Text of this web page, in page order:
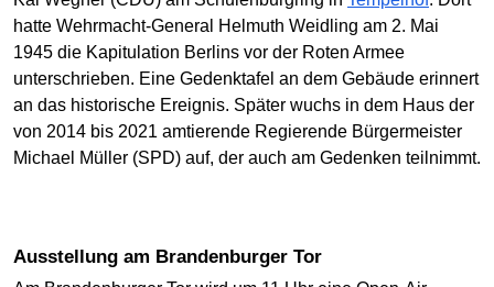
hatte Wehrmacht-General Helmuth Weidling am 2. Mai
1945 die Kapitulation Berlins vor der Roten Armee
unterschrieben. Eine Gedenktafel an dem Gebäude erinnert
an das historische Ereignis. Später wuchs in dem Haus der
von 2014 bis 2021 amtierende Regierende Bürgermeister
Michael Müller (SPD) auf, der auch am Gedenken teilnimmt.
Ausstellung am Brandenburger Tor